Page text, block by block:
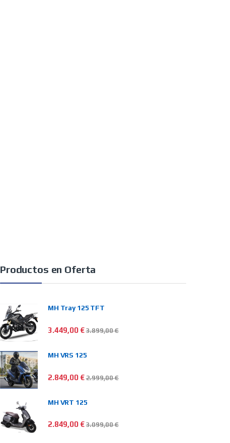
Productos en Oferta
MH Tray 125 TFT
3.449,00 €3.899,00€
MH VRS 125
2.849,00 €2.999,00€
MH VRT 125
2.849,00 €3.099,00€